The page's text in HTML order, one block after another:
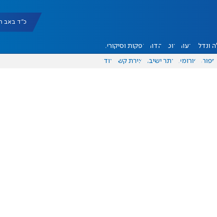
כ"ד באב תשפ"ו
ונדל"ן דעות אוכל יהדות הפקות וסיקורים
ספורט פורומים אתר ישיבה יצירת קשר עוד